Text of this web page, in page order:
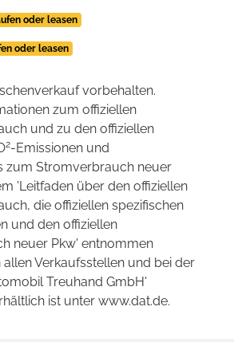
oder leasen
oder leasen
vorbehalten.
zum offiziellen
und zu den offiziellen
2-Emissionen und
zum Stromverbrauch neuer
'Leitfaden über den offiziellen
die offiziellen spezifischen
und den offiziellen
neuer Pkw' entnommen
Verkaufsstellen und bei der
Treuhand GmbH'
ist unter www.dat.de.